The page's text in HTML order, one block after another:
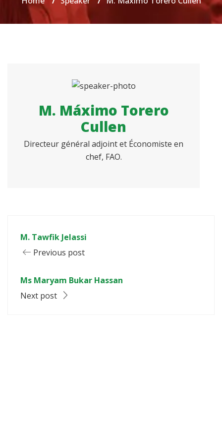
M. Máximo Torero
Cullen
Directeur général adjoint et Économiste en
chef, FAO.
M. Tawfik Jelassi
Previous post
Ms Maryam Bukar Hassan
Next post